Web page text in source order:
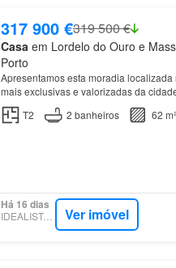
317 900 €319 500 €
Casa em Lordelo do Ouro e
Porto
Apresentamos esta moradia
mais exclusivas e valorizadas da
T2
2 banheiros 62 m²
Há 16 dias
IDEALISTA.PT Ver imóvel